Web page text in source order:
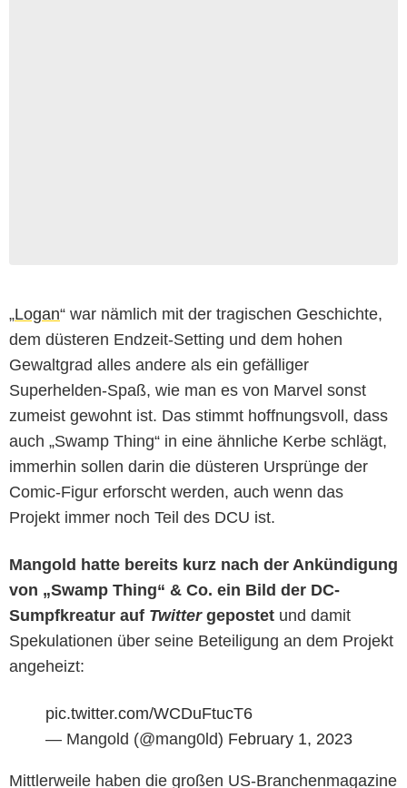
„Logan“ war nämlich mit der tragischen Geschichte,
dem düsteren Endzeit-Setting und dem hohen
Gewaltgrad alles andere als ein gefälliger
Superhelden-Spaß, wie man es von Marvel sonst
zumeist gewohnt ist. Das stimmt hoffnungsvoll, dass
auch „Swamp Thing“ in eine ähnliche Kerbe schlägt,
immerhin sollen darin die düsteren Ursprünge der
Comic-Figur erforscht werden, auch wenn das
Projekt immer noch Teil des DCU ist.
Mangold hatte bereits kurz nach der Ankündigung
von „Swamp Thing“ & Co. ein Bild der DC-
Sumpfkreatur auf Twitter gepostet und damit
Spekulationen über seine Beteiligung an dem Projekt
angeheizt:
pic.twitter.com/WCDuFtucT6
— Mangold (@mang0ld) February 1, 2023
Mittlerweile haben die großen US-Branchenmagazine